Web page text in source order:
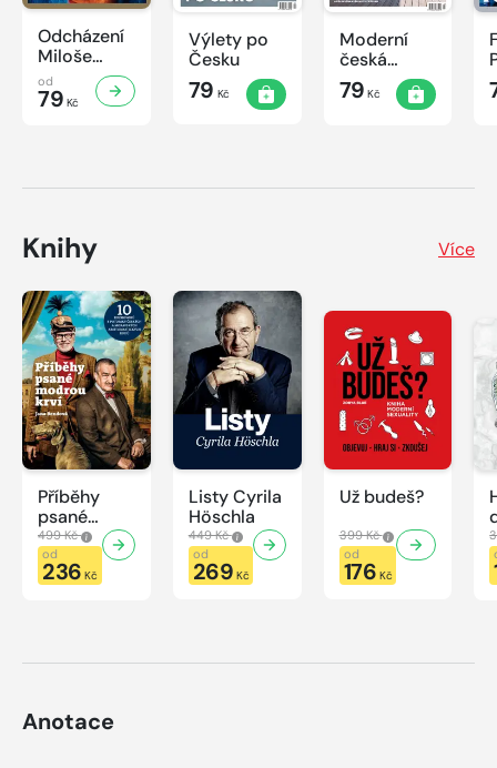
Odcházení
Miloše
Zemana
od
79 Kč
Výlety po
Česku
79 Kč
Moderní
česká
architektura
79 Kč
Knihy Více
Příběhy
psané
modrou
krví
499 Kč
od
236 Kč
Listy Cyrila
Höschla
449 Kč
od
269 Kč
Už budeš?
399 Kč
od
176 Kč
Anotace